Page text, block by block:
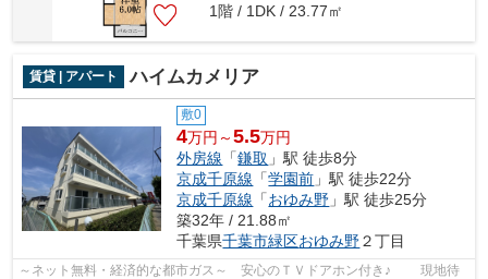
1階 / 1DK / 23.77㎡
賃貸 | アパート ハイムカメリア
敷0
4万円～5.5万円
外房線 「鎌取 」駅 徒歩8分
京成千原線 「学園前 」駅 徒歩22分
京成千原線 「おゆみ野 」駅 徒歩25分
築32年 / 21.88㎡
千葉県千葉市緑区おゆみ野２丁目
～ネット無料・経済的な都市ガス～ 安心のＴＶドアホン付き♪ 現地待